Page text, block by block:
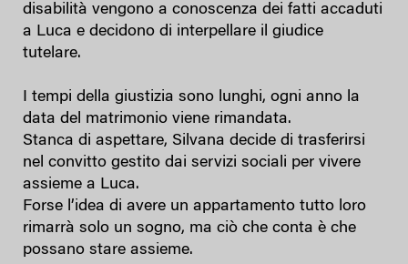
disabilità vengono a conoscenza dei fatti accaduti
a Luca e decidono di interpellare il giudice
tutelare.
I tempi della giustizia sono lunghi, ogni anno la
data del matrimonio viene rimandata.
Stanca di aspettare, Silvana decide di trasferirsi
nel convitto gestito dai servizi sociali per vivere
assieme a Luca.
Forse l’idea di avere un appartamento tutto loro
rimarrà solo un sogno, ma ciò che conta è che
possano stare assieme.